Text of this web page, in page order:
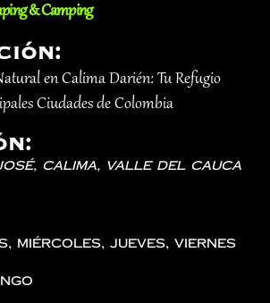
& Camping
en Calima Darién: Tu Refugio
Ciudades de Colombia
Calima, Valle del Cauca
miércoles, jueves, viernes